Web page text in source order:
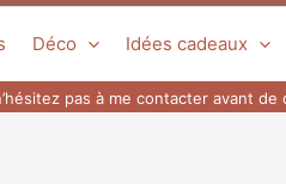
Déco Idées cadeaux
pas à me contacter avant de